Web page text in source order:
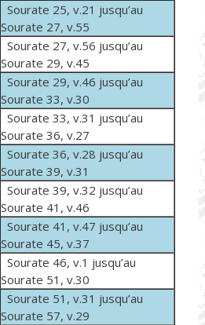
Sourate 25, v.21 jusqu’au
Sourate 27, v.55
Sourate 27, v.56 jusqu’au
Sourate 29, v.45
Sourate 29, v.46 jusqu’au
Sourate 33, v.30
Sourate 33, v.31 jusqu’au
Sourate 36, v.27
Sourate 36, v.28 jusqu’au
Sourate 39, v.31
Sourate 39, v.32 jusqu’au
Sourate 41, v.46
Sourate 41, v.47 jusqu’au
Sourate 45, v.37
Sourate 46, v.1 jusqu’au
Sourate 51, v.30
Sourate 51, v.31 jusqu’au
Sourate 57, v.29